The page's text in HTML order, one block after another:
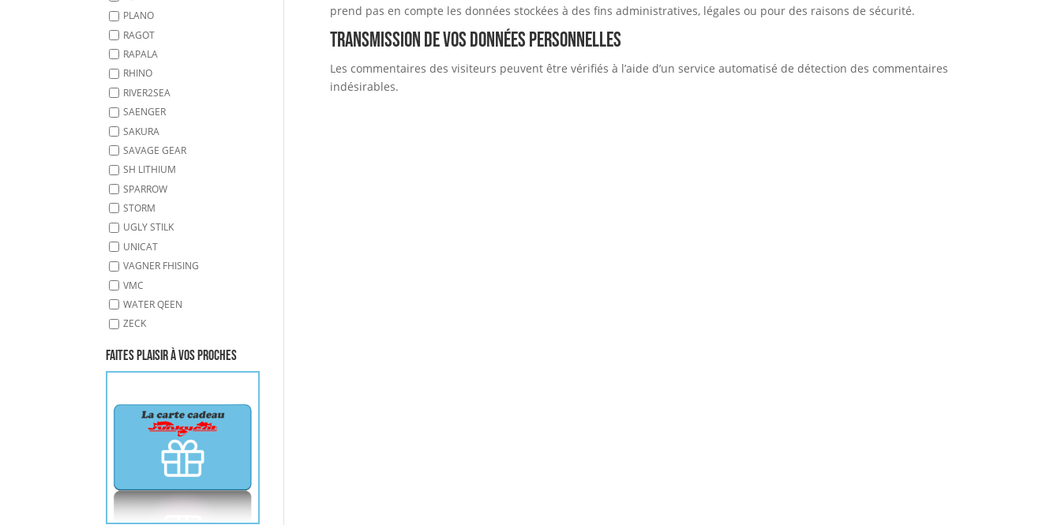
prend pas en compte les données stockées à des fins administratives, légales ou pour des raisons de sécurité.
Transmission de vos données personnelles
Les commentaires des visiteurs peuvent être vérifiés à l’aide d’un service automatisé de détection des commentaires
indésirables.
PLANO
RAGOT
RAPALA
RHINO
RIVER2SEA
SAENGER
SAKURA
SAVAGE GEAR
SH LITHIUM
SPARROW
STORM
UGLY STILK
UNICAT
VAGNER FHISING
VMC
WATER QEEN
ZECK
Faites plaisir à vos proches